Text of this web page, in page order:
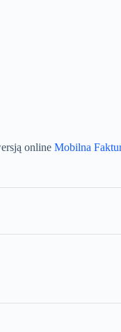
online Mobilna